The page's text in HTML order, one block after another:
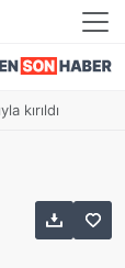
kırıldı